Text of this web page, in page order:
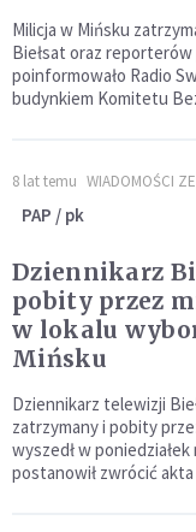
Milicja w Mińsku
Biełsat oraz reporterów
poinformowało Radio
budynkiem Komitetu
8 lat temu WIADOMOŚCI
PAP / pk
Dziennikarz
pobity przez
w lokalu
Mińsku
Dziennikarz telewizji
zatrzymany i pobity
wyszedł w
postanowił zwrócić